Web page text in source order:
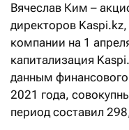
Вячеслав Ким –
директоров
компании на 1
капитализация
данным финансового
2021 года,
период составил